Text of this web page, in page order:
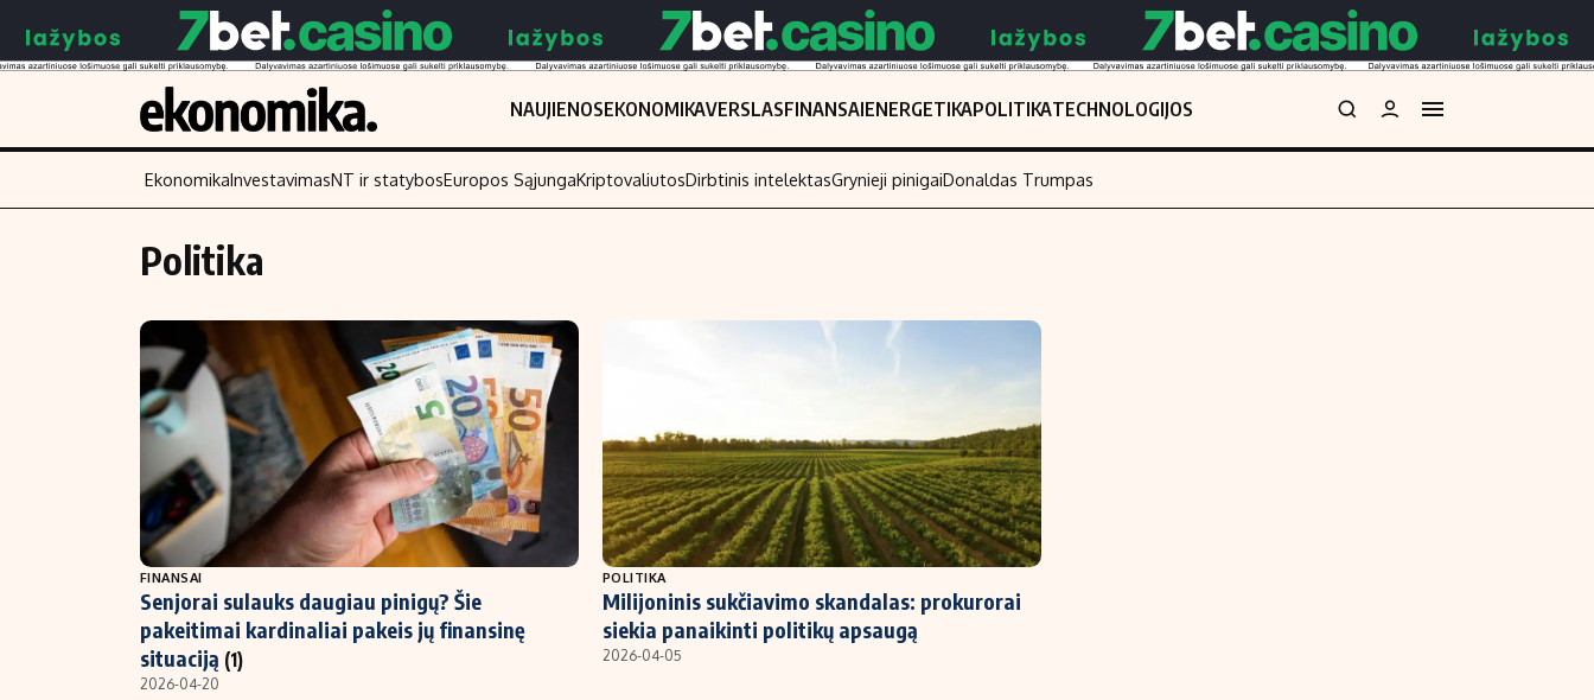
NAUJIENOSEKONOMIKAVERSLASFINANSAIENERGETIKAPOLITIKATECHNOLOGIJOS
Turinys
Naujienos
Aplinka
Verslas
Energetika
Ekonomika
Politika
NT ir statybos
Finansai
Įmonės
Žemės ūkis
Technologijos
Laisvalaikis
Investavimas
Kriptovaliutos
Infliacija
Migracija
Nedarbo išmokos skaičiuoklė
Indėliai
Būsto finansai
Įdomios naujienos
EkonomikaInvestavimasNT ir statybosEuropos SąjungaKriptovaliutosDirbtinis intelektasGrynieji pinigaiDonaldas Trumpas
Politika
FINANSAI
Senjorai sulauks daugiau pinigų? Šie
pakeitimai kardinaliai pakeis jų finansinę
situaciją (1)
2026-04-20
POLITIKA
Milijoninis sukčiavimo skandalas: prokurorai
siekia panaikinti politikų apsaugą
2026-04-05